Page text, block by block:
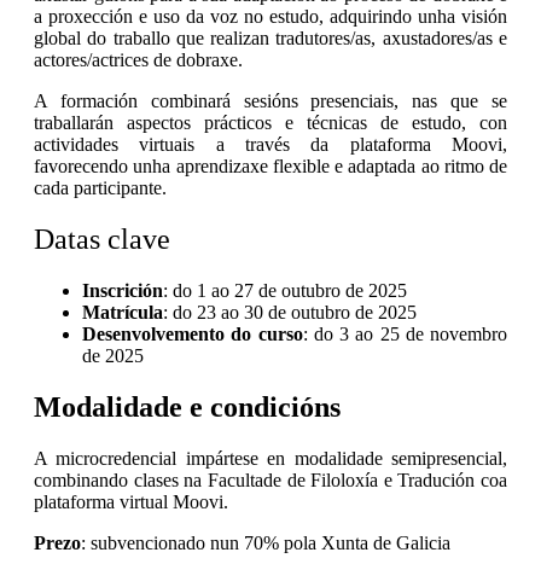
a proxección e uso da voz no estudo, adquirindo unha visión
global do traballo que realizan tradutores/as, axustadores/as e
actores/actrices de dobraxe.
A formación combinará sesións presenciais, nas que se
traballarán aspectos prácticos e técnicas de estudo, con
actividades virtuais a través da plataforma Moovi,
favorecendo unha aprendizaxe flexible e adaptada ao ritmo de
cada participante.
Datas clave
Inscrición: do 1 ao 27 de outubro de 2025
Matrícula: do 23 ao 30 de outubro de 2025
Desenvolvemento do curso: do 3 ao 25 de novembro
de 2025
Modalidade e condicións
A microcredencial impártese en modalidade semipresencial,
combinando clases na Facultade de Filoloxía e Tradución coa
plataforma virtual Moovi.
Prezo: subvencionado nun 70% pola Xunta de Galicia